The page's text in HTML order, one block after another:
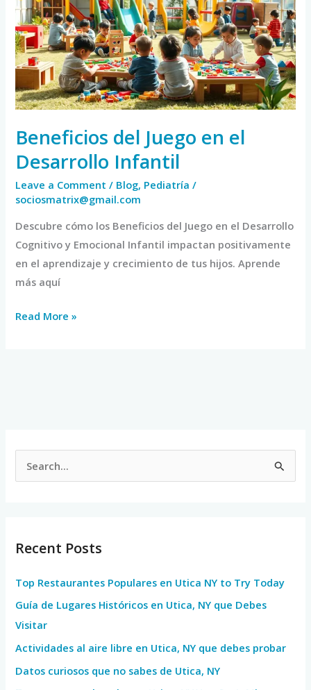
Beneficios del Juego en el
Desarrollo Infantil
Leave a Comment / Blog, Pediatría /
sociosmatrix@gmail.com
Descubre cómo los Beneficios del Juego en el Desarrollo
Cognitivo y Emocional Infantil impactan positivamente
en el aprendizaje y crecimiento de tus hijos. Aprende
más aquí
en
el
Desarrollo
Infantil
Read More »
c
f
o
r
:
Recent Posts
Top Restaurantes Populares en Utica NY to Try Today
Guía de Lugares Históricos en Utica, NY que Debes
Visitar
Actividades al aire libre en Utica, NY que debes probar
Datos curiosos que no sabes de Utica, NY